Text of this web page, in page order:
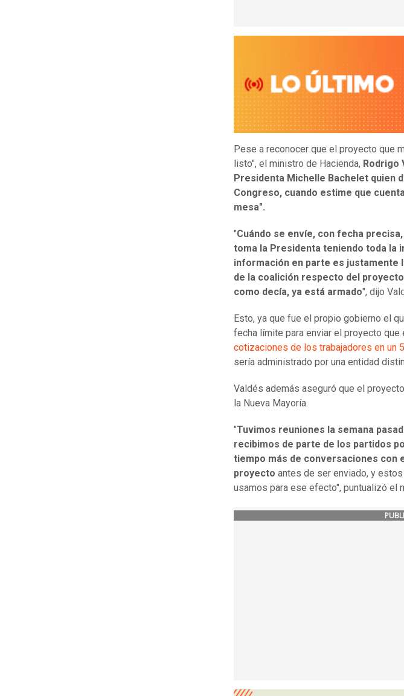
Pese a reconocer que el proyecto que
listo", el ministro de Hacienda, Rodrigo
Presidenta Michelle Bachelet quien
Congreso, cuando estime que
mesa".
"Cuándo se envíe, con fecha
toma la Presidenta teniendo toda la
información en parte es
de la coalición respecto del
como decía, ya está armado", dijo
Esto, ya que fue el propio gobierno el
fecha límite para enviar el proyecto que
cotizaciones de los trabajadores en un
sería administrado por una entidad
Valdés además aseguró que el
la Nueva Mayoría.
"Tuvimos reuniones la semana
recibimos de parte de los partidos
tiempo más de conversaciones con
proyecto antes de ser enviado, y
usamos para ese efecto", puntualizó el